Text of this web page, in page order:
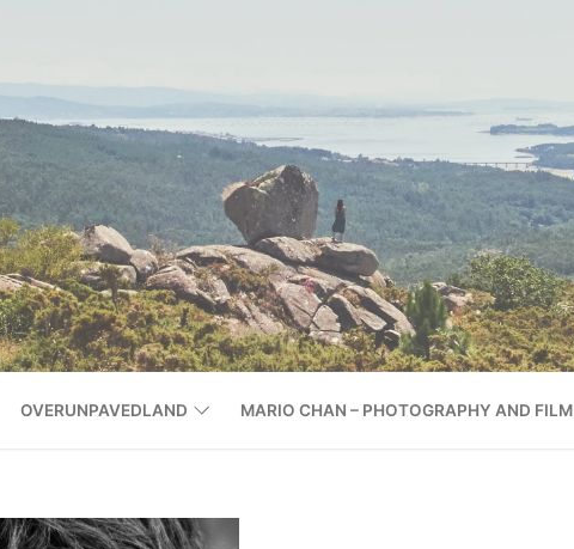
OVERUNPAVEDLAND MARIO CHAN – PHOTOGRAPHY AND FILM